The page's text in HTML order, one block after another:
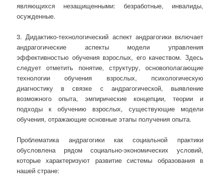
являющихся незащищенными: безработные, инвалиды,
осужденные.
3. Дидактико-технологический аспект андрагогики включает
андрагогические аспекты модели управления
эффективностью обучения взрослых, его качеством. Здесь
следует отметить понятие, структуру, основополагающие
технологии обучения взрослых, психологическую
диагностику в связке с андрагогической, выявление
возможного опыта, эмпирические концепции, теории и
подходы к обучению взрослых, существующие модели
обучения, отражающие основные этапы получения опыта.
Проблематика андрагогики как социальной практики
обусловлена рядом социально-экономических условий,
которые характеризуют развитие системы образования в
нашей стране: